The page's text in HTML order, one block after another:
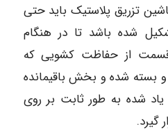
ماشین تزریق پلاستیک باید حتی
شده باشد تا در هنگام
از حفاظت کشویی که
و بسته شده و بخش باقیمانده
شده به طور ثابت بر روی
گیرد.